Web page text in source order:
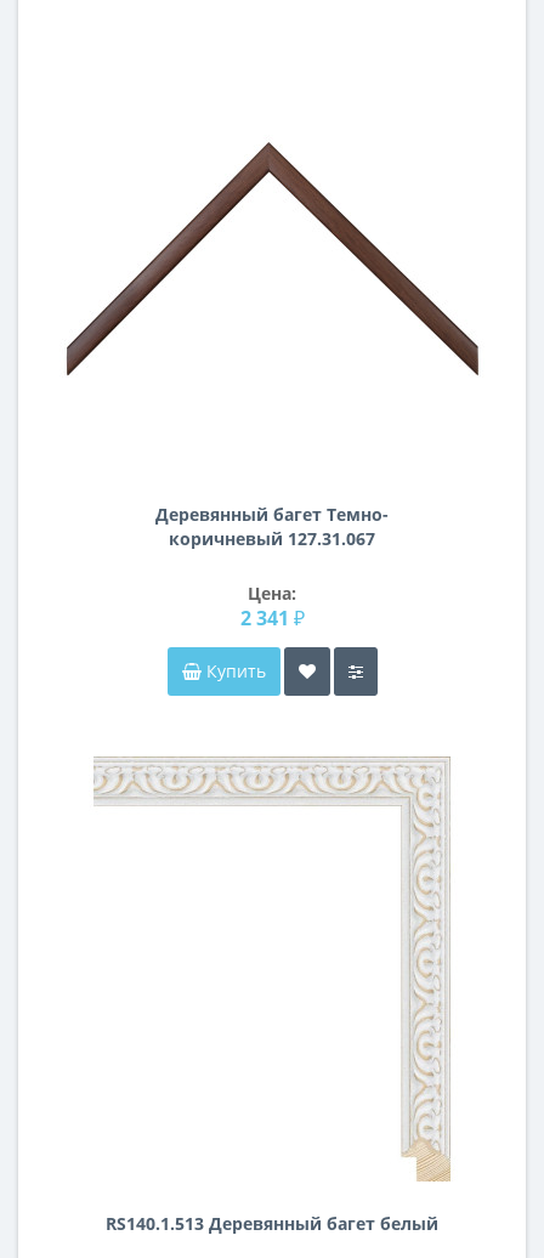
Деревянный багет Темно-
коричневый 127.31.067
Цена:
2 341 ₽
Купить
RS140.1.513 Деревянный багет белый